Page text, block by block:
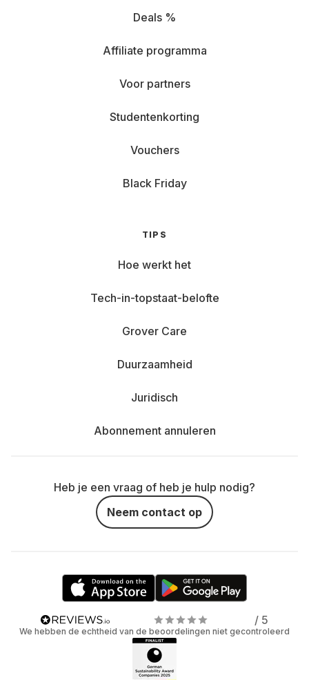
Deals %
Affiliate programma
Voor partners
Studentenkorting
Vouchers
Black Friday
TIPS
Hoe werkt het
Tech-in-topstaat-belofte
Grover Care
Duurzaamheid
Juridisch
Abonnement annuleren
Heb je een vraag of heb je hulp nodig?
Neem contact op
/ 5
We hebben de echtheid van de beoordelingen niet gecontroleerd